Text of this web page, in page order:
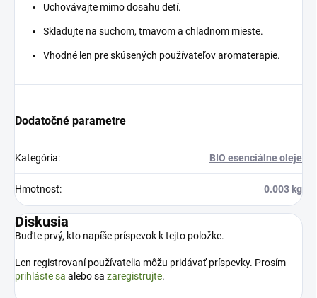
Uchovávajte mimo dosahu detí.
Skladujte na suchom, tmavom a chladnom mieste.
Vhodné len pre skúsených používateľov aromaterapie.
Dodatočné parametre
Kategória: BIO esenciálne oleje
Hmotnosť: 0.003 kg
Diskusia
Buďte prvý, kto napíše príspevok k tejto položke.
Len registrovaní používatelia môžu pridávať príspevky. Prosím
prihláste sa alebo sa zaregistrujte.